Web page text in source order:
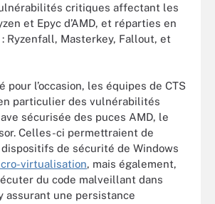
critiques affectant les
et Epyc d’AMD, et réparties en
Ryzenfall, Masterkey, Fallout, et
pour l’occasion, les équipes de CTS
particulier des vulnérabilités
sécurisée des puces AMD, le
Celles-ci permettraient de
de sécurité de Windows
virtualisation, mais également,
du code malveillant dans
assurant une persistance